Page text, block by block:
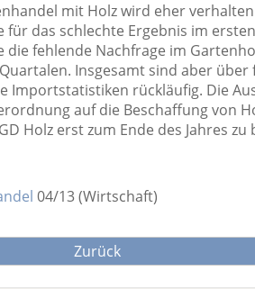
mit Holz wird eher verhalten
für das schlechte Ergebnis im
die fehlende Nachfrage im
Insgesamt sind aber über
Importstatistiken rückläufig. Die
auf die Beschaffung von
Holz erst zum Ende des Jahres zu
04/13(Wirtschaft)
Zurück